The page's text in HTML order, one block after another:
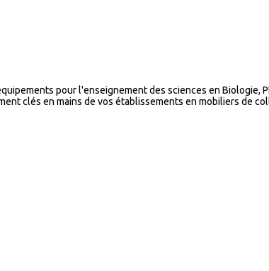
pour l'enseignement des sciences en Biologie,
clés en mains de vos établissements en mobiliers de